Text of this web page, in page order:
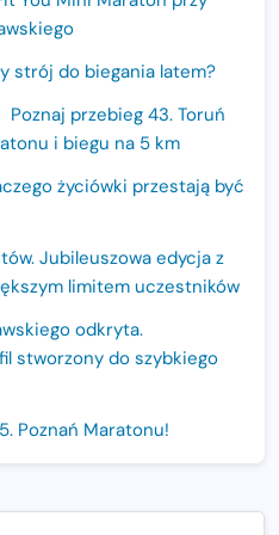
strój do biegania latem?
przebieg 43. Toruń
i biegu na 5 km
życiówki przestają być
Jubileuszowa edycja z
limitem uczestników
odkryta.
stworzony do szybkiego
Poznań Maratonu!